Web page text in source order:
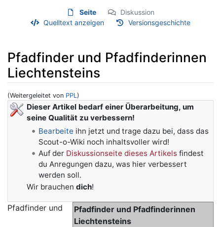
Seite
Diskussion
Quelltext anzeigen
Versionsgeschichte
Pfadfinder und Pfadfinderinnen
Liechtensteins
(Weitergeleitet von PPL)
Wechseln zu:Navigation,Suche
Dieser Artikel bedarf einer Überarbeitung, um
seine Qualität zu verbessern!
Bearbeite ihn jetzt und trage dazu bei, dass das
Scout-o-Wiki noch inhaltsvoller wird!
Auf der Diskussionseite dieses Artikels findest
du Anregungen dazu, was hier verbessert
werden soll.
Wir brauchen dich!
Pfadfinder und Pfadfinderinnen
Liechtensteins
Pfadfinder und